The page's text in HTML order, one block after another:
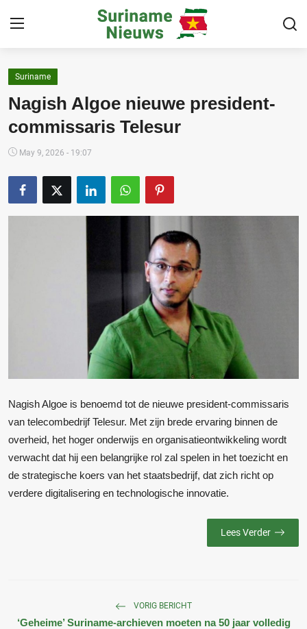
Home
Suriname
Buitenland
Sport
Cultuur & Media
Suriname
Nagish Algoe nieuwe president-
commissaris Telesur
May 9, 2026 - 19:07
Nagish Algoe is benoemd tot de nieuwe president-commissaris
van telecombedrijf Telesur. Met zijn brede ervaring binnen de
overheid, het hoger onderwijs en organisatieontwikkeling wordt
verwacht dat hij een belangrijke rol zal spelen in het toezicht en
de strategische koers van het staatsbedrijf, dat zich richt op
verdere digitalisering en technologische innovatie.
Lees Verder
VORIG BERICHT
‘Geheime’ Suriname-archieven moeten na 50 jaar volledig